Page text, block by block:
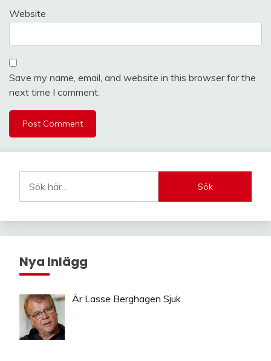
Website
Save my name, email, and website in this browser for the
next time I comment.
Sök
Nya Inlägg
Är Lasse Berghagen Sjuk